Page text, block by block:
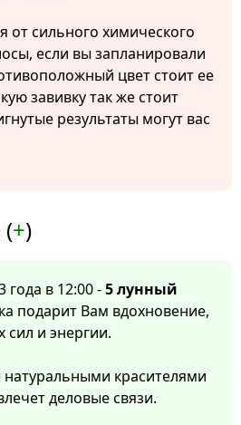
от сильного химического
если вы запланировали
цвет стоит ее
завивку так же стоит
результаты могут вас
+)
года в 12:00 -5 лунный
подарит Вам вдохновение,
сил и энергии.
красителями
деловые связи.